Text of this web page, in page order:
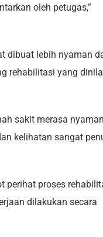
oleh petugas,”
dibuat lebih nyaman
rehabilitasi yang
sakit merasa
kelihatan sangat
perihat proses
dilakukan secara